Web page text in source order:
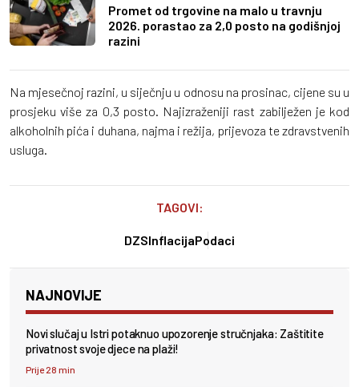
Promet od trgovine na malo u travnju
2026. porastao za 2,0 posto na godišnjoj
razini
Na mjesečnoj razini, u siječnju u odnosu na prosinac, cijene su u
prosjeku više za 0,3 posto. Najizraženiji rast zabilježen je kod
alkoholnih pića i duhana, najma i režija, prijevoza te zdravstvenih
usluga.
TAGOVI:
DZSInflacijaPodaci
NAJNOVIJE
Novi slučaj u Istri potaknuo upozorenje stručnjaka: Zaštitite
privatnost svoje djece na plaži!
Prije 28 min